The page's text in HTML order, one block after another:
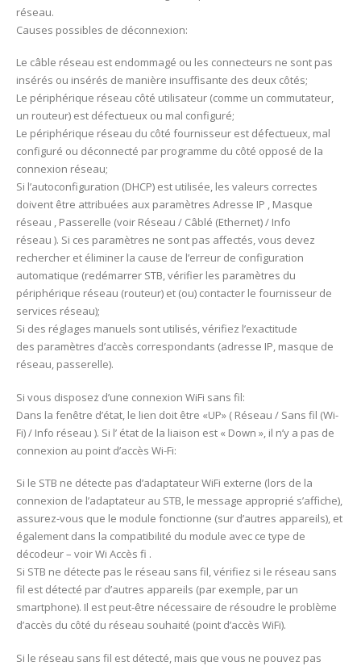
réseau.
Causes possibles de déconnexion:
Le câble réseau est endommagé ou les connecteurs ne sont pas
insérés ou insérés de manière insuffisante des deux côtés;
Le périphérique réseau côté utilisateur (comme un commutateur,
un routeur) est défectueux ou mal configuré;
Le périphérique réseau du côté fournisseur est défectueux, mal
configuré ou déconnecté par programme du côté opposé de la
connexion réseau;
Si l’autoconfiguration (DHCP) est utilisée, les valeurs correctes
doivent être attribuées aux paramètres Adresse IP , Masque
réseau , Passerelle (voir Réseau / Câblé (Ethernet) / Info
réseau ). Si ces paramètres ne sont pas affectés, vous devez
rechercher et éliminer la cause de l’erreur de configuration
automatique (redémarrer STB, vérifier les paramètres du
périphérique réseau (routeur) et (ou) contacter le fournisseur de
services réseau);
Si des réglages manuels sont utilisés, vérifiez l’exactitude
des paramètres d’accès correspondants (adresse IP, masque de
réseau, passerelle).
Si vous disposez d’une connexion WiFi sans fil:
Dans la fenêtre d’état, le lien doit être «UP» ( Réseau / Sans fil (Wi-
Fi) / Info réseau ). Si l’ état de la liaison est « Down », il n’y a pas de
connexion au point d’accès Wi-Fi:
Si le STB ne détecte pas d’adaptateur WiFi externe (lors de la
connexion de l’adaptateur au STB, le message approprié s’affiche),
assurez-vous que le module fonctionne (sur d’autres appareils), et
également dans la compatibilité du module avec ce type de
décodeur – voir Wi Accès fi .
Si STB ne détecte pas le réseau sans fil, vérifiez si le réseau sans
fil est détecté par d’autres appareils (par exemple, par un
smartphone). Il est peut-être nécessaire de résoudre le problème
d’accès du côté du réseau souhaité (point d’accès WiFi).
Si le réseau sans fil est détecté, mais que vous ne pouvez pas